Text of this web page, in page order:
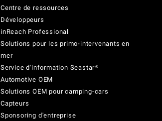
Centre de ressources
Développeurs
inReach Professional
Solutions pour les primo-intervenants en
mer
Service d'information Seastar®
Automotive OEM
Solutions OEM pour camping-cars
Capteurs
Sponsoring d'entreprise